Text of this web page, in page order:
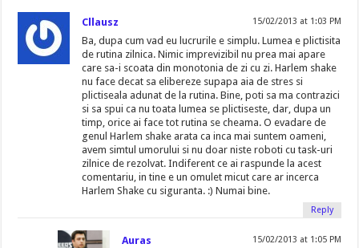
Cllausz 15/02/2013 at 1:03 PM
Ba, dupa cum vad eu lucrurile e simplu. Lumea e plictisita
de rutina zilnica. Nimic imprevizibil nu prea mai apare
care sa-i scoata din monotonia de zi cu zi. Harlem shake
nu face decat sa elibereze supapa aia de stres si
plictiseala adunat de la rutina. Bine, poti sa ma contrazici
si sa spui ca nu toata lumea se plictiseste, dar, dupa un
timp, orice ai face tot rutina se cheama. O evadare de
genul Harlem shake arata ca inca mai suntem oameni,
avem simtul umorului si nu doar niste roboti cu task-uri
zilnice de rezolvat. Indiferent ce ai raspunde la acest
comentariu, in tine e un omulet micut care ar incerca
Harlem Shake cu siguranta. :) Numai bine.
Reply
Auras 15/02/2013 at 1:05 PM